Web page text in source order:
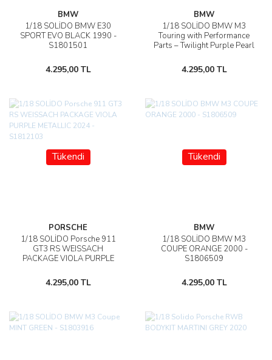
BMW
1/18 SOLİDO BMW E30
SPORT EVO BLACK 1990 -
S1801501
4.295,00 TL
BMW
1/18 SOLİDO BMW M3
Touring with Performance
Parts – Twilight Purple Pearl
4.295,00 TL
Tükendi
PORSCHE
1/18 SOLİDO Porsche 911
GT3 RS WEISSACH
PACKAGE VIOLA PURPLE
4.295,00 TL
Tükendi
BMW
1/18 SOLİDO BMW M3
COUPE ORANGE 2000 -
S1806509
4.295,00 TL